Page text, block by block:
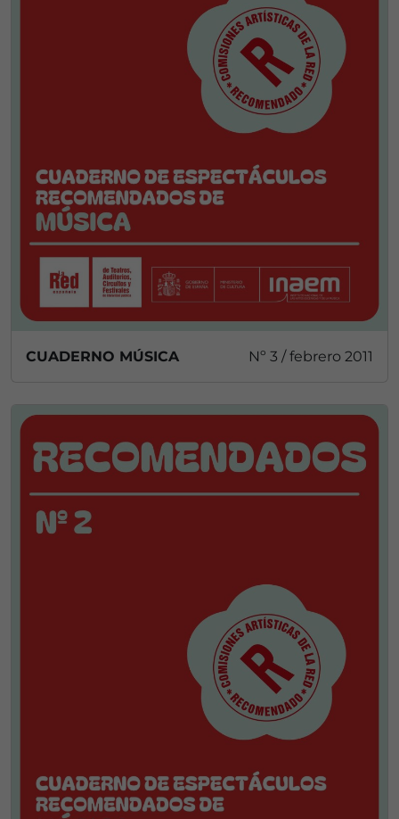
CUADERNO MÚSICA Nº 3 / febrero 2011